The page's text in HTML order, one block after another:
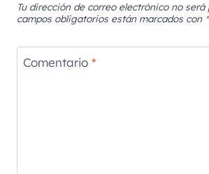
Tu dirección de correo electrónico no será
campos obligatorios están marcados con *
Comentario *